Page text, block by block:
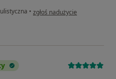
• w opinii użytkownika Pacjent
zgłoś nadużycie